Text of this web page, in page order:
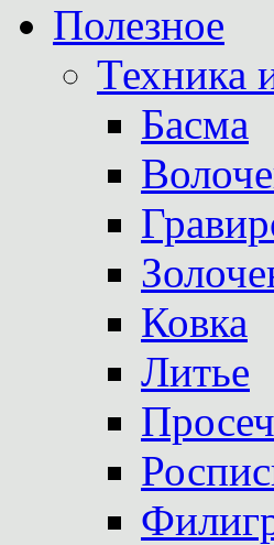
Полезное
Техника
Басма
Ковка
Литье